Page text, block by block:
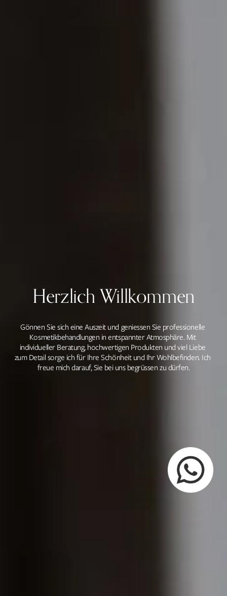
Herzlich Willkommen
Gönnen Sie sich eine Auszeit und geniessen Sie professionelle
Kosmetikbehandlungen in entspannter Atmosphäre. Mit
individueller Beratung, hochwertigen Produkten und viel Liebe
zum Detail sorge ich für Ihre Schönheit und Ihr Wohlbefinden. Ich
freue mich darauf, Sie bei uns begrüssen zu dürfen.